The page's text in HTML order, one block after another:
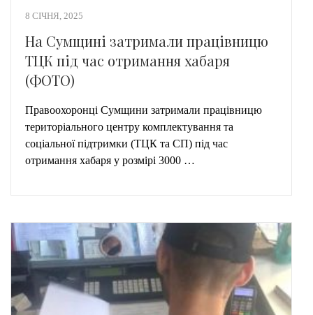
8 СІЧНЯ, 2025
На Сумщині затримали працівницю
ТЦК під час отримання хабаря
(ФОТО)
Правоохоронці Сумщини затримали працівницю
територіального центру комплектування та
соціальної підтримки (ТЦК та СП) під час
отримання хабаря у розмірі 3000 …